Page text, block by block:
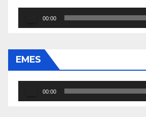
Reproductor
de
00:00
EMES
Reproductor
de
00:00